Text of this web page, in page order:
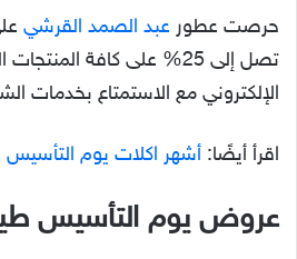
حرصت عطور عبد الصمد القرشي
تصل إلى 25% على كافة
الإلكتروني مع الاستمتاع بخدمات
اقرأ أيضًا: أشهر اكلات يوم التأسيس
عروض يوم التأسيس